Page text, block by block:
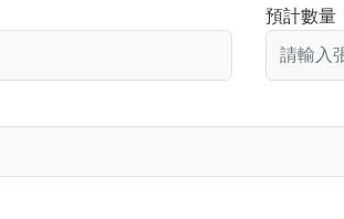
預計數量